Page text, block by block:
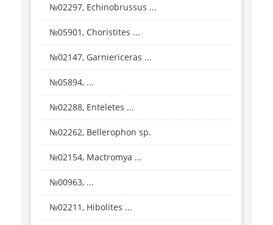
№02297, Echinobrussus ...
№05901, Choristites ...
№02147, Garniericeras ...
№05894, ...
№02288, Enteletes ...
№02262, Bellerophon sp.
№02154, Mactromya ...
№00963, ...
№02211, Hibolites ...